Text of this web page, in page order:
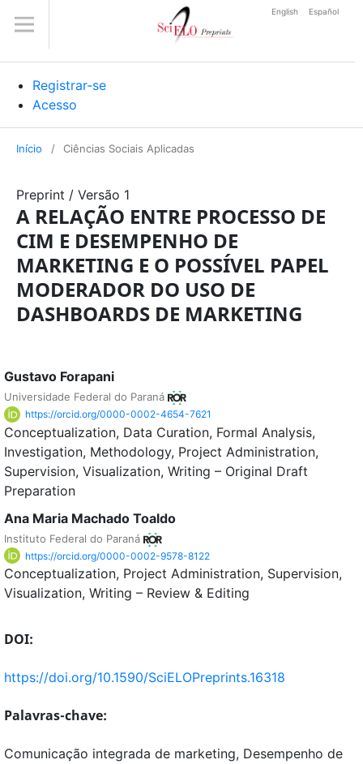
Registrar-se
Acesso
English Español
Início / Ciências Sociais Aplicadas
Preprint / Versão 1
A RELAÇÃO ENTRE PROCESSO DE
CIM E DESEMPENHO DE
MARKETING E O POSSÍVEL PAPEL
MODERADOR DO USO DE
DASHBOARDS DE MARKETING
Gustavo Forapani
Universidade Federal do Paraná
https://orcid.org/0000-0002-4654-7621
Conceptualization Data Curation Formal Analysis
Investigation Methodology Project Administration
Supervision Visualization Writing – Original Draft
Preparation
Ana Maria Machado Toaldo
Instituto Federal do Paraná
https://orcid.org/0000-0002-9578-8122
Conceptualization Project Administration Supervision
Visualization Writing – Review & Editing
DOI:
https://doi.org/10.1590/SciELOPreprints.16318
Palavras-chave:
Comunicação integrada de marketing, Desempenho de